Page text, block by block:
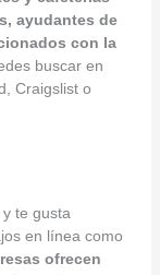
ayudantes de
con la
buscar en
Craigslist o
te gusta
en línea como
ofrecen